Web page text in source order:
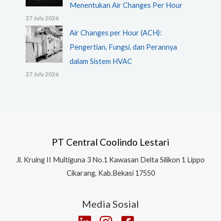
Menentukan Air Changes Per Hour
27 July 2026
Air Changes per Hour (ACH):
Pengertian, Fungsi, dan Perannya
dalam Sistem HVAC
27 July 2026
PT Central Coolindo Lestari
Jl. Kruing II Multiguna 3 No.1 Kawasan Delta Silikon 1 Lippo
Cikarang, Kab.Bekasi 17550
Media Sosial